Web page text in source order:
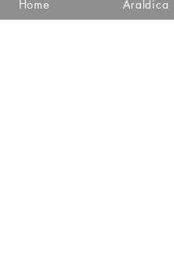
Home Araldica